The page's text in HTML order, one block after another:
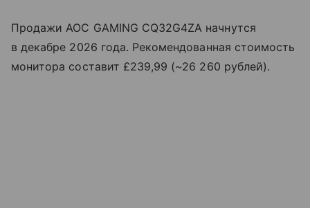
Продажи AOC GAMING CQ32G4ZA начнутся
в декабре 2026 года. Рекомендованная стоимость
монитора составит £239,99 (~26 260 рублей).